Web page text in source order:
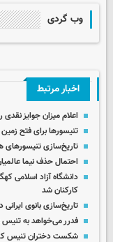
وب گردی
اخبار مرتبط
اعلام میزان جوایز
تنیسورها برای فتح
تاریخ‌سازی تنیسورهای
احتمال حذف نیما
دانشگاه آزاد اسلامی
کارکنان شد
تاریخ‌سازی بانوی
فدرر می‌خواهد به
شکست دختران تنیس کمتر از ۱۴ سال ایران